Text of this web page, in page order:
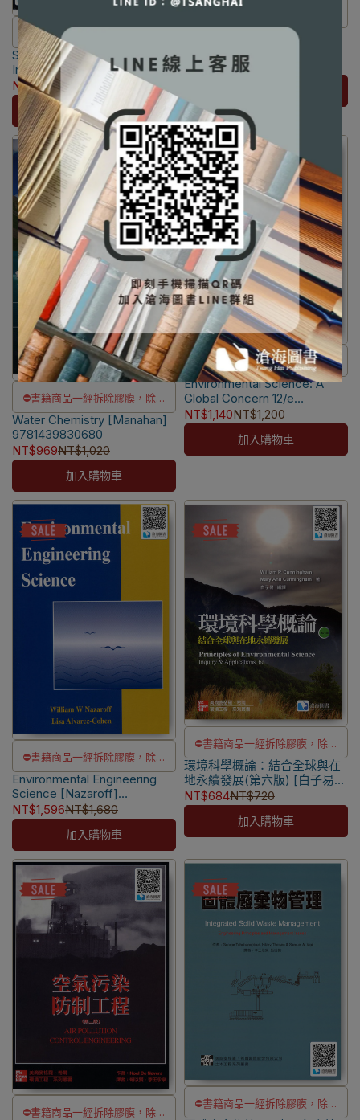
⛔書籍商品一經拆除膠膜，除非
瑕疵換書不提供退貨與退款
✅訂購數量5本以上另有優惠，請
洽LINE客服訂購
Soil and Water Chemistry: An
Integrative Approach 2/e
[Essington] 9781466573154
NT$1,311 NT$1,380
加入購物車
瑕疵換書不提供退貨與退款
✅訂購數量5本以上另有優惠，請
洽LINE客服訂購
Soil Chemistry 4/e [Strawn]
NT$1,444 NT$1,520
⛔書籍商品一經拆除膠膜，除非
瑕疵換書不提供退貨與退款
✅訂購數量5本以上另有優惠，請
洽LINE客服訂購
Water Chemistry [Manahan]
9781439830680
NT$969NT$1,020
加入購物車
⛔書籍商品一經拆除膠膜，除非
瑕疵換書不提供退貨與退款
✅訂購數量5本以上另有優惠，請
洽LINE客服訂購
Environmental Science: A
Global Concern 12/e
[Cunningham]
9780071314954
NT$1,140NT$1,200
加入購物車
⛔書籍商品一經拆除膠膜，除非
瑕疵換書不提供退貨與退款
✅訂購數量5本以上另有優惠，請
洽LINE客服訂購
Environmental Engineering
Science [Nazaroff]
9780471144946
NT$1,596NT$1,680
加入購物車
⛔書籍商品一經拆除膠膜，除非
瑕疵換書不提供退貨與退款
✅訂購數量5本以上另有優惠，請
洽LINE客服訂購
環境科學概論：結合全球與在
地永續發展(第六版) [白子易編
譯(Cunningham)]
9789861578774
NT$684NT$720
加入購物車
⛔書籍商品一經拆除膠膜，除非
⛔書籍商品一經拆除膠膜，除非